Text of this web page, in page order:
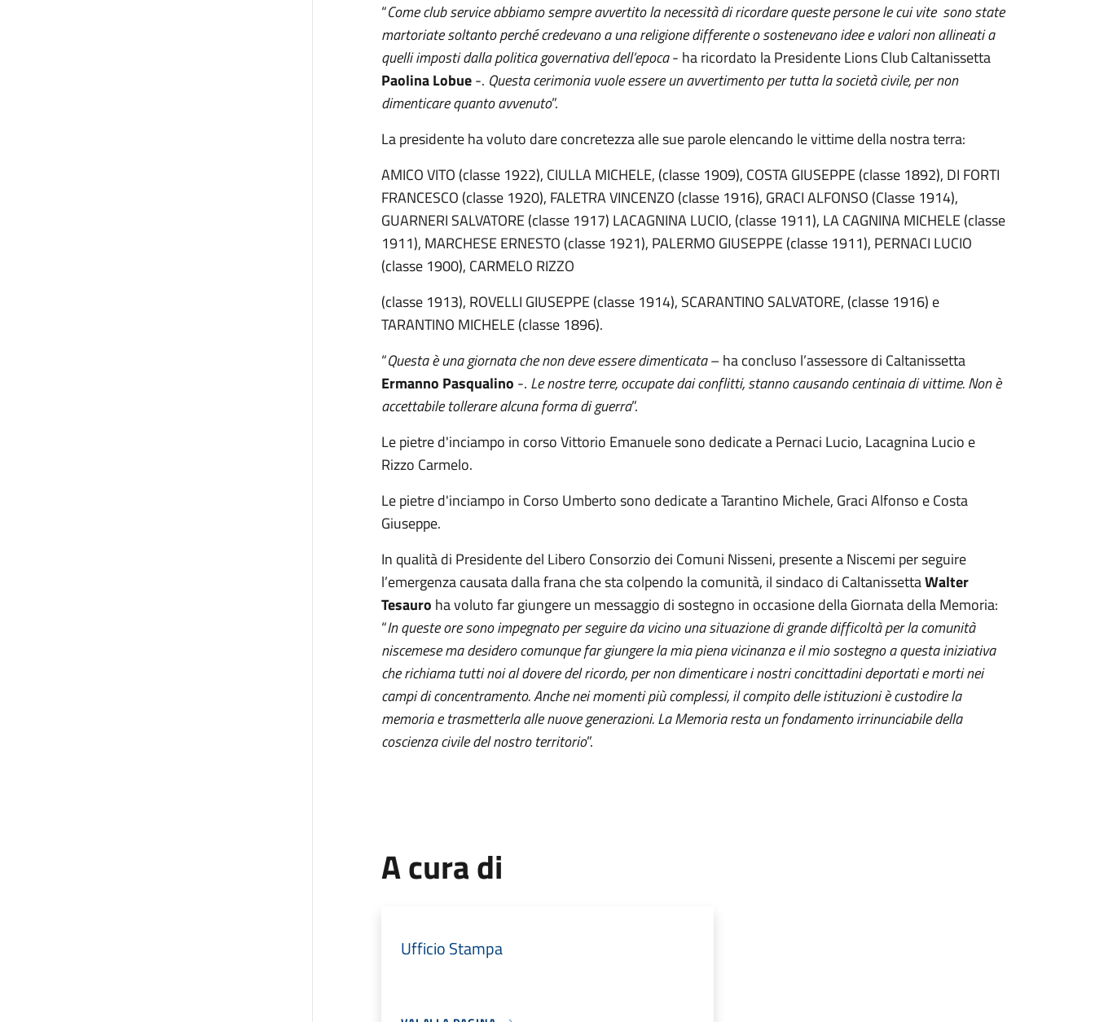
“Come club service abbiamo sempre avvertito la necessità di ricordare queste persone le cui vite sono state
martoriate soltanto perché credevano a una religione differente o sostenevano idee e valori non allineati a
quelli imposti dalla politica governativa dell’epoca- ha ricordato la Presidente Lions Club Caltanissetta
Paolina Lobue-. Questa cerimonia vuole essere un avvertimento per tutta la società civile, per non
dimenticare quanto avvenuto”.
La presidente ha voluto dare concretezza alle sue parole elencando le vittime della nostra terra:
AMICO VITO (classe 1922), CIULLA MICHELE, (classe 1909), COSTA GIUSEPPE (classe 1892), DI FORTI
FRANCESCO (classe 1920), FALETRA VINCENZO (classe 1916), GRACI ALFONSO (Classe 1914),
GUARNERI SALVATORE (classe 1917) LACAGNINA LUCIO, (classe 1911), LA CAGNINA MICHELE (classe
1911), MARCHESE ERNESTO (classe 1921), PALERMO GIUSEPPE (classe 1911), PERNACI LUCIO
(classe 1900), CARMELO RIZZO
(classe 1913), ROVELLI GIUSEPPE (classe 1914), SCARANTINO SALVATORE, (classe 1916) e
TARANTINO MICHELE (classe 1896).
“Questa è una giornata che non deve essere dimenticata– ha concluso l’assessore di Caltanissetta
Ermanno Pasqualino -. Le nostre terre, occupate dai conflitti, stanno causando centinaia di vittime. Non è
accettabile tollerare alcuna forma di guerra”.
Le pietre d'inciampo in corso Vittorio Emanuele sono dedicate a Pernaci Lucio, Lacagnina Lucio e
Rizzo Carmelo.
Le pietre d'inciampo in Corso Umberto sono dedicate a Tarantino Michele, Graci Alfonso e Costa
Giuseppe.
In qualità di Presidente del Libero Consorzio dei Comuni Nisseni, presente a Niscemi per seguire
l’emergenza causata dalla frana che sta colpendo la comunità, il sindaco di CaltanissettaWalter
Tesauro ha voluto far giungere un messaggio di sostegno in occasione della Giornata della Memoria:
“In queste ore sono impegnato per seguire da vicino una situazione di grande difficoltà per la comunità
niscemese ma desidero comunque far giungere la mia piena vicinanza e il mio sostegno a questa iniziativa
che richiama tutti noi al dovere del ricordo, per non dimenticare i nostri concittadini deportati e morti nei
campi di concentramento. Anche nei momenti più complessi, il compito delle istituzioni è custodire la
memoria e trasmetterla alle nuove generazioni. La Memoria resta un fondamento irrinunciabile della
coscienza civile del nostro territorio”.
A cura di
Ufficio Stampa